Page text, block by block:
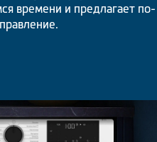
времени и предлагает по-